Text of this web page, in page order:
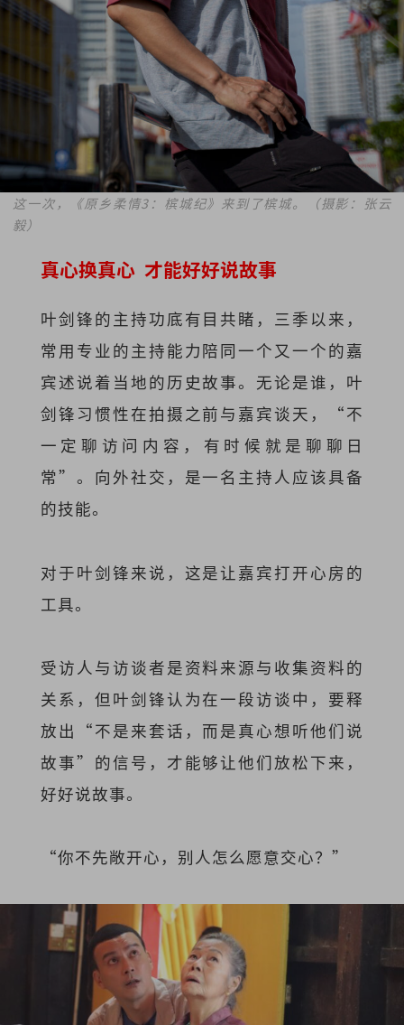
这一次，《原乡柔情3：槟城纪》来到了槟城。（摄影：张云
毅）
真心换真心 才能好好说故事
叶剑锋的主持功底有目共睹，三季以来，
常用专业的主持能力陪同一个又一个的嘉
宾述说着当地的历史故事。 无论是谁，叶
剑锋习惯性在拍摄之前与嘉宾谈天，“不
一定聊访问内容，有时候就是聊聊日
常”。向外社交，是一名主持人应该具备
的技能。
对于叶剑锋来说，这是让嘉宾打开心房的
工具。
受访人与访谈者是资料来源与收集资料的
关系，但叶剑锋认为在一段访谈中，要释
放出“不是来套话，而是真心想听他们说
故事”的信号，才能够让他们放松下来，
好好说故事。
“你不先敞开心，别人怎么愿意交心？”